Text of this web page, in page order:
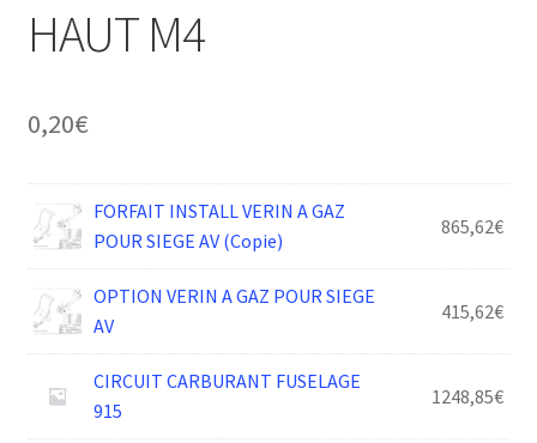
HAUT M4
0,20€
FORFAIT INSTALL VERIN A GAZ
POUR SIEGE AV (Copie)
865,62€
OPTION VERIN A GAZ POUR SIEGE
AV
415,62€
CIRCUIT CARBURANT FUSELAGE
915
1248,85€